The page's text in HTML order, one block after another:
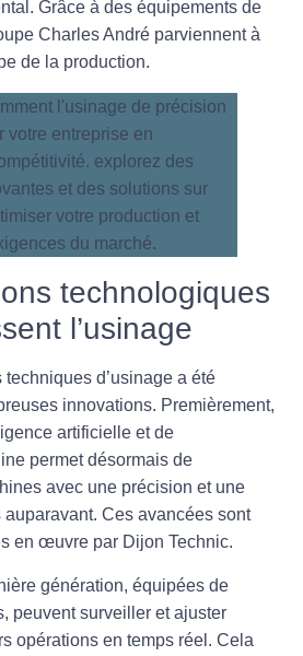
Grâce à des équipements de
Charles André parviennent à
de la production.
technologiques
l’usinage
d’usinage a été
innovations. Premièrement,
artificielle et de
permet désormais de
avec une précision et une
Ces avancées sont
en œuvre par Dijon Technic.
génération, équipées de
peuvent surveiller et ajuster
opérations en temps réel. Cela